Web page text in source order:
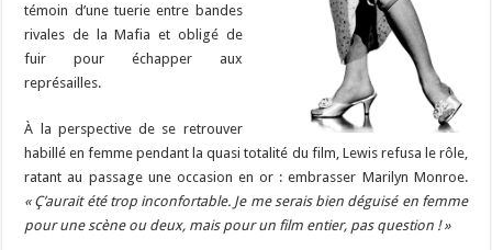
témoin d’une tuerie entre bandes
rivales de la Mafia et obligé de
fuir pour échapper aux
représailles.
À la perspective de se retrouver
habillé en femme pendant la quasi totalité du film, Lewis refusa le rôle,
ratant au passage une occasion en or : embrasser Marilyn Monroe.
« Ç’aurait été trop inconfortable. Je me serais bien déguisé en femme
pour une scène ou deux, mais pour un film entier, pas question ! »